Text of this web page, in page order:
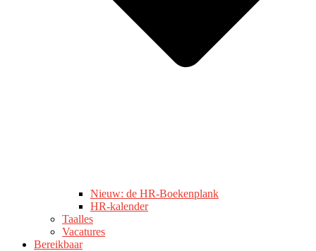
Nieuw: de HR-Boekenplank
HR-kalender
Taalles
Vacatures
Bereikbaar